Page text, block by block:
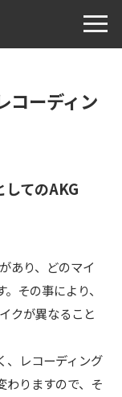
コーディン
してのAKG
あり、どのマイ
その事により、
クが異なること
、レコーディング
わりますので、そ